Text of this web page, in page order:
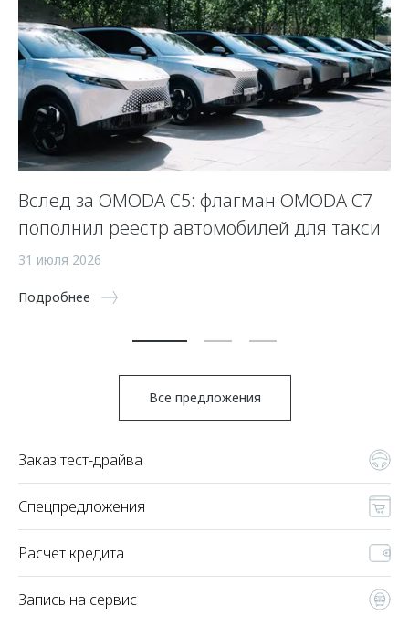
Вслед за OMODA C5: флагман OMODA C7
пополнил реестр автомобилей для такси
31 июля 2026
Подробнее
Все предложения
Заказ тест-драйва
Спецпредложения
Расчет кредита
Запись на сервис